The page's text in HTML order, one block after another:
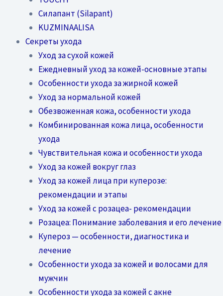
Силапант (Silapant)
KUZMINAALISA
Секреты ухода
Уход за сухой кожей
Ежедневный уход за кожей-основные этапы
Особенности ухода за жирной кожей
Уход за нормальной кожей
Обезвоженная кожа, особенности ухода
Комбинированная кожа лица, особенности
ухода
Чувствительная кожа и особенности ухода
Уход за кожей вокруг глаз
Уход за кожей лица при куперозе:
рекомендации и этапы
Уход за кожей с розацеа- рекомендации
Розацеа: Понимание заболевания и его лечение
Купероз — особенности, диагностика и
лечение
Особенности ухода за кожей и волосами для
мужчин
Особенности ухода за кожей с акне